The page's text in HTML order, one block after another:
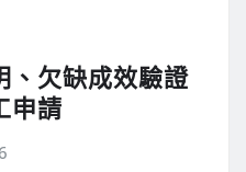
、欠缺成效驗證
申請